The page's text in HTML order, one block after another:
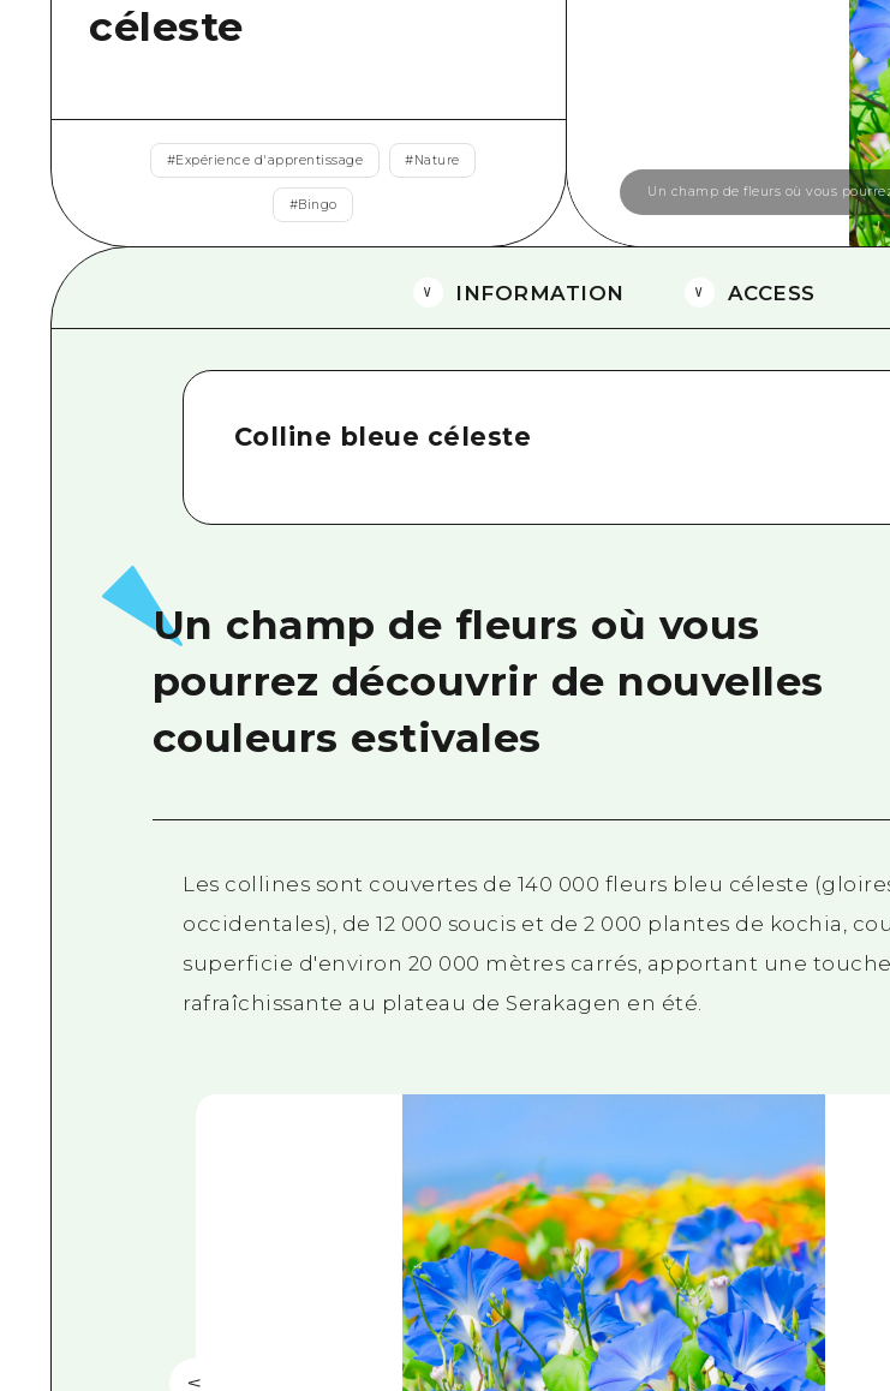
Est
céleste
#Expérience d'apprentissage #Nature
#Bingo
Un champ de fleurs où vous
INFORMATION ACCESS
Colline bleue céleste
Un champ de fleurs où vous
pourrez découvrir de nouvelles
couleurs estivales
Les collines sont couvertes de 140 000 fleurs bleu céleste
occidentales), de 12 000 soucis et de 2 000 plantes de kochia,
superficie d'environ 20 000 mètres carrés, apportant une touche
rafraîchissante au plateau de Serakagen en été.